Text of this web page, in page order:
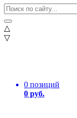
△
▽
0 позиций
0 руб.